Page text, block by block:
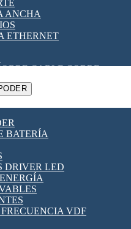
SSR
CABLE
ANCHA
ETHERNET
CABLE COBRE
BATERÍA
DRIVER LED
VDF